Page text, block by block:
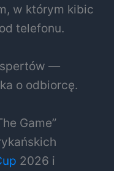
w którym kibic
telefonu.
—
o odbiorcę.
Game”
2026 i